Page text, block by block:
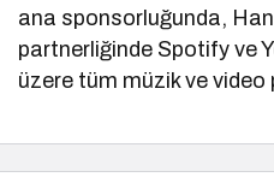
ana sponsorluğunda,
partnerliğinde Spotify ve
üzere tüm müzik ve